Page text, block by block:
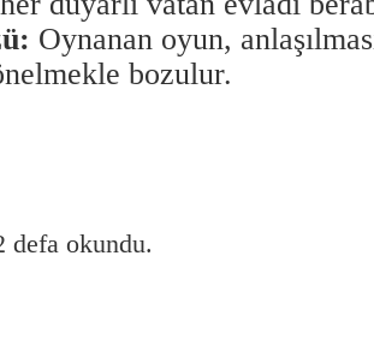
Oynanan oyun,
bozulur.
defa okundu.